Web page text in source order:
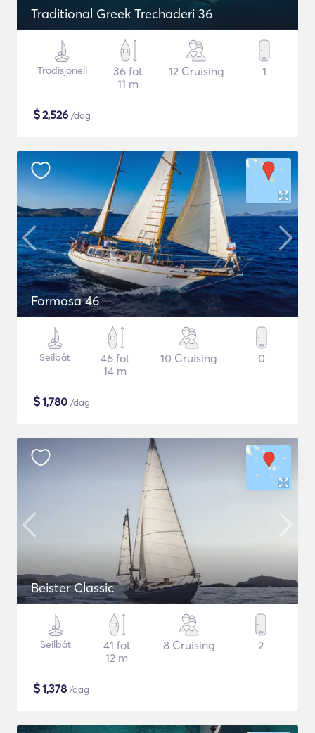
Traditional Greek Trechaderi 36
Tradisjonell
36 fot
11 m
12 Cruising 1
$2,526 /dag
Formosa 46
Seilbåt
46 fot
14 m
10 Cruising 0
$1,780 /dag
Beister Classic
Seilbåt
41 fot
12 m
8 Cruising 2
$1,378 /dag